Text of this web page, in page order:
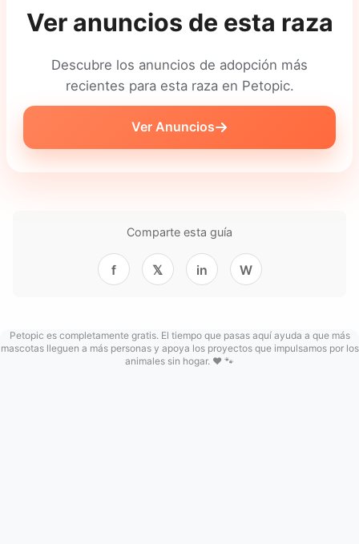
Ver anuncios de esta raza
Descubre los anuncios de adopción más
recientes para esta raza en Petopic.
Ver Anuncios
Comparte esta guía
f 𝕏 in W
Petopic es completamente gratis. El tiempo que pasas aquí ayuda a que más
mascotas lleguen a más personas y apoya los proyectos que impulsamos por los
animales sin hogar. ❤️ 🐾